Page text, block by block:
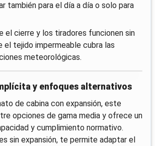
también para el día a día o solo para
el cierre y los tiradores funcionen sin
el tejido impermeable cubra las
meteorológicas.
y enfoques alternativos
de cabina con expansión, este
opciones de gama media y ofrece un
y cumplimiento normativo.
sin expansión, te permite adaptar el